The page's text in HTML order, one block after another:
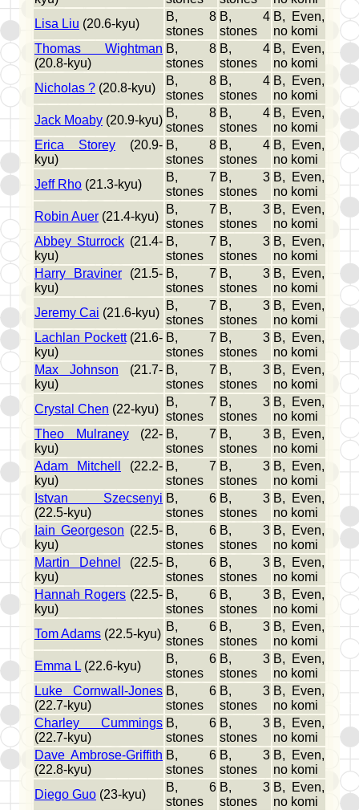
Lisa Liu (20.6-kyu)
B, 8
stones
B, 4
stones
B, Even,
no komi
Thomas Wightman
(20.8-kyu)
B, 8
stones
B, 4
stones
B, Even,
no komi
Nicholas ? (20.8-kyu)
B, 8
stones
B, 4
stones
B, Even,
no komi
Jack Moaby (20.9-kyu)
B, 8
stones
B, 4
stones
B, Even,
no komi
Erica Storey (20.9-
kyu)
B, 8
stones
B, 4
stones
B, Even,
no komi
Jeff Rho (21.3-kyu)
B, 7
stones
B, 3
stones
B, Even,
no komi
Robin Auer (21.4-kyu)
B, 7
stones
B, 3
stones
B, Even,
no komi
Abbey Sturrock (21.4-
kyu)
B, 7
stones
B, 3
stones
B, Even,
no komi
Harry Braviner (21.5-
kyu)
B, 7
stones
B, 3
stones
B, Even,
no komi
Jeremy Cai (21.6-kyu)
B, 7
stones
B, 3
stones
B, Even,
no komi
Lachlan Pockett(21.6-
kyu)
B, 7
stones
B, 3
stones
B, Even,
no komi
Max Johnson (21.7-
kyu)
B, 7
stones
B, 3
stones
B, Even,
no komi
Crystal Chen (22-kyu)
B, 7
stones
B, 3
stones
B, Even,
no komi
Theo Mulraney(22-
kyu)
B, 7
stones
B, 3
stones
B, Even,
no komi
Adam Mitchell
(22.2-
kyu)
B, 7
stones
B, 3
stones
B, Even,
no komi
Istvan Szecsenyi
(22.5-kyu)
B, 6
stones
B, 3
stones
B, Even,
no komi
Iain Georgeson (22.5-
kyu)
B, 6
stones
B, 3
stones
B, Even,
no komi
Martin Dehnel
(22.5-
kyu)
B, 6
stones
B, 3
stones
B, Even,
no komi
Hannah Rogers (22.5-
kyu)
B, 6
stones
B, 3
stones
B, Even,
no komi
Tom Adams (22.5-kyu)
B, 6
stones
B, 3
stones
B, Even,
no komi
Emma L(22.6-kyu)
B, 6
stones
B, 3
stones
B, Even,
no komi
Luke Cornwall-Jones
(22.7-kyu)
B, 6
stones
B, 3
stones
B, Even,
no komi
Charley Cummings
(22.7-kyu)
B, 6
stones
B, 3
stones
B, Even,
no komi
Dave Ambrose-Griffith
(22.8-kyu)
B, 6
stones
B, 3
stones
B, Even,
no komi
Diego Guo (23-kyu)
B, 6
stones
B, 3
stones
B, Even,
no komi